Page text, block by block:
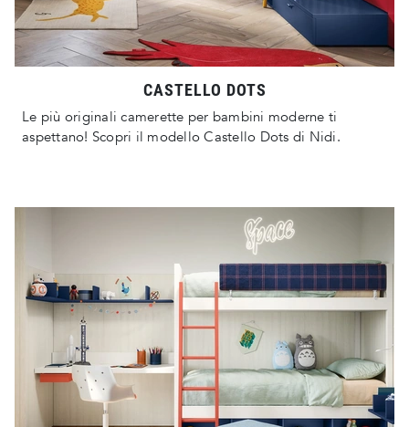
CASTELLO DOTS
Le più originali camerette per bambini moderne ti
aspettano! Scopri il modello Castello Dots di Nidi.